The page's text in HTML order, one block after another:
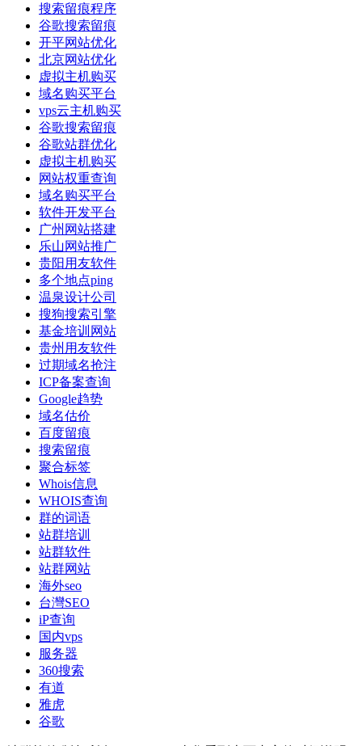
搜索留痕程序
谷歌搜索留痕
开平网站优化
北京网站优化
虚拟主机购买
域名购买平台
vps云主机购买
谷歌搜索留痕
谷歌站群优化
虚拟主机购买
网站权重查询
域名购买平台
软件开发平台
广州网站搭建
乐山网站推广
贵阳用友软件
多个地点ping
温泉设计公司
搜狗搜索引擎
基金培训网站
贵州用友软件
过期域名抢注
ICP备案查询
Google趋势
域名估价
百度留痕
搜索留痕
聚合标签
Whois信息
WHOIS查询
群的词语
站群培训
站群软件
站群网站
海外seo
台灣SEO
iP查询
国内vps
服务器
360搜索
有道
雅虎
谷歌